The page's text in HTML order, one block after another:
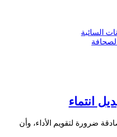
السائبة
انتماء
ضرورة لتقويم الأداء، وأن